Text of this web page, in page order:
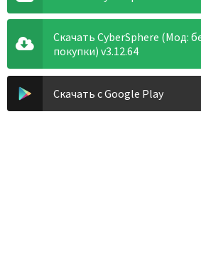
Скачать CyberSphere (Мод:
покупки) v3.12.64
Скачать с Google Play